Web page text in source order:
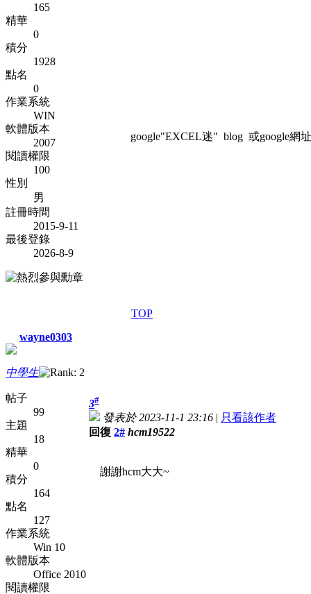
165
精華
0
積分
1928
點名
0
作業系統
WIN
軟體版本
2007
閱讀權限
100
性別
男
註冊時間
2015-9-11
最後登錄
2026-8-9
google"EXCEL迷" blog 或google網址
TOP
wayne0303
中學生
帖子
99
主題
18
精華
0
積分
164
點名
127
作業系統
Win 10
軟體版本
Office 2010
閱讀權限
3#
發表於 2023-11-1 23:16 | 只看該作者
回復 2# hcm19522
謝謝hcm大大~